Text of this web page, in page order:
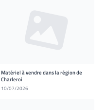
Matériel à vendre dans la région de
Charleroi
10/07/2026